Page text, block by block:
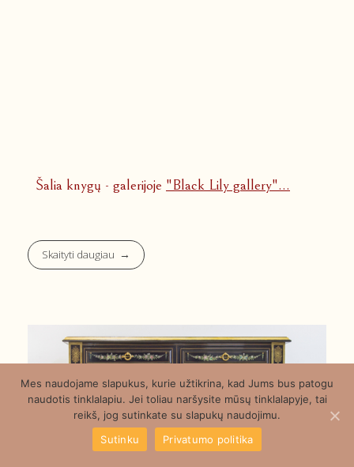
Šalia knygų - galerijoje "Black Lily gallery"...
Skaityti daugiau
Mes naudojame slapukus, kurie užtikrina, kad Jums bus patogu
naudotis tinklalapiu. Jei toliau naršysite mūsų tinklalapyje, tai
reikš, jog sutinkate su slapukų naudojimu.
Sutinku
Privatumo politika